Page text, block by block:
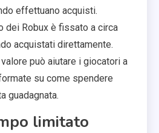
effettuano acquisti.
dei Robux è fissato a circa
acquistati direttamente.
può aiutare i giocatori a
su come spendere
guadagnata.
limitato